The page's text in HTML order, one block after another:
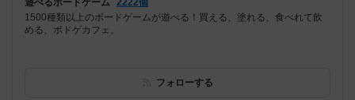
遊べるボードゲーム 2222個
1500種類以上のボードゲームが遊べる！買える、塗れる、食べれて飲
める、ボドゲカフェ。
フォローする